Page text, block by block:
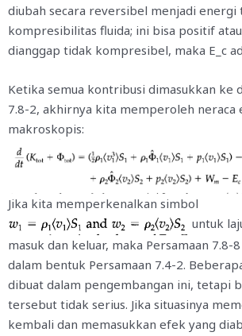
diubah secara reversibel menjadi energi
kompresibilitas fluida; ini bisa positif
dianggap tidak kompresibel, maka E_c
Ketika semua kontribusi dimasukkan ke
7.8-2, akhirnya kita memperoleh neraca
makroskopis:
Jika kita memperkenalkan simbol
untuk
masuk dan keluar, maka Persamaan 7.8-
dalam bentuk Persamaan 7.4-2.
dibuat dalam pengembangan ini, tetapi
tersebut tidak serius. Jika situasinya
kembali dan memasukkan efek yang